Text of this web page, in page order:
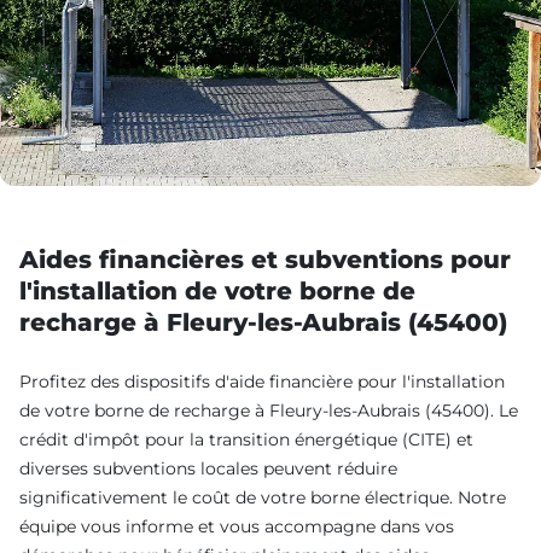
Aides financières et subventions pour
l'installation de votre borne de
recharge à Fleury-les-Aubrais (45400)
Profitez des dispositifs d'aide financière pour l'installation
de votre borne de recharge à Fleury-les-Aubrais (45400). Le
crédit d'impôt pour la transition énergétique (CITE) et
diverses subventions locales peuvent réduire
significativement le coût de votre borne électrique. Notre
équipe vous informe et vous accompagne dans vos